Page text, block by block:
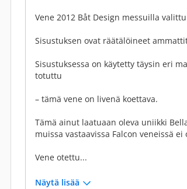
Vene 2012 Båt Design messuilla
Sisustuksen ovat räätälöineet
Sisustuksessa on käytetty täysin eri
totuttu
– tämä vene on livenä koettava.
Tämä ainut laatuaan oleva uniikki
muissa vastaavissa Falcon veneissä
Vene otettu...
Näytä lisää